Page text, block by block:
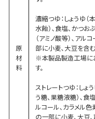
原
材
料
濃縮つゆ：しょうゆ（
水飴）、食塩、かつお
（アミノ酸等）、アル
部に小麦、大豆を含む
※本製品製造工場に
す。
ストレートつゆ：しょ
う糖、果糖液糖）、食
ルコール、カラメル色
の一部に小麦、大豆、